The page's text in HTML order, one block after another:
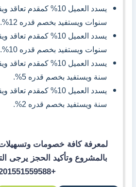
سنوات ويستفيد بخصم قدره 12%.
سنوات ويستفيد بخصم قدره 10%.
سنة ويستفيد بخصم قدره 5%.
سنة ويستفيد بخصم قدره 2%.
لمعرفة كافة خصومات
بالمشروع وتأكيد الحجز يرجى
+201551559588